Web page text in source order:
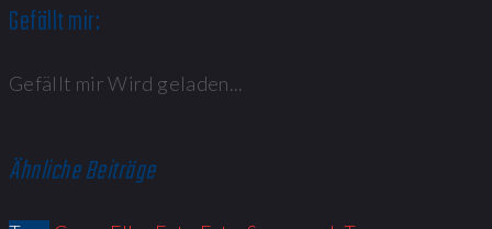
Gefällt mir:
Gefällt mirWird geladen...
Ähnliche Beiträge